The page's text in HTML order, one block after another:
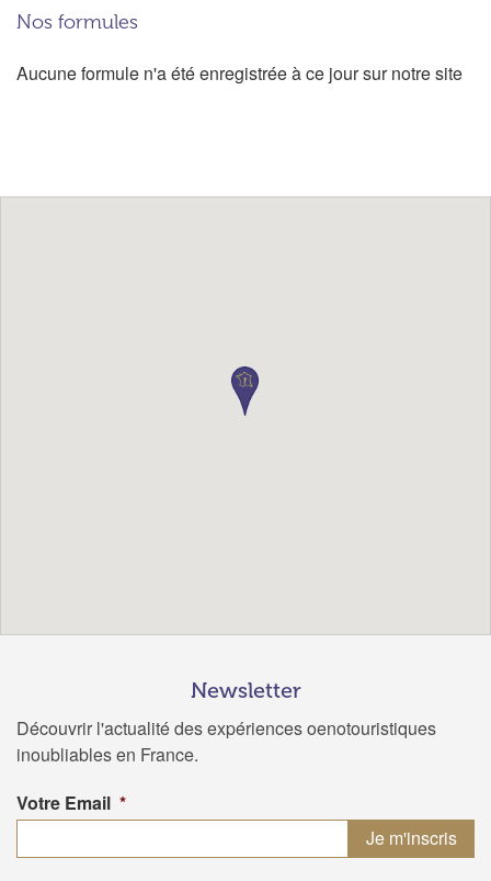
Nos formules
Aucune formule n'a été enregistrée à ce jour sur notre site
Newsletter
Découvrir l'actualité des expériences oenotouristiques
inoubliables en France.
Votre Email *